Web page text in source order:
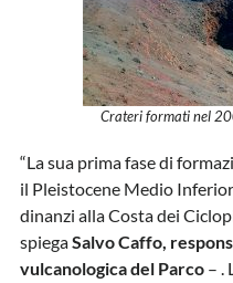
Crateri formati nel
“La sua prima fase di
il Pleistocene Medio
dinanzi alla Costa dei
spiegaSalvo Caffo,
vulcanologica del Parco– .